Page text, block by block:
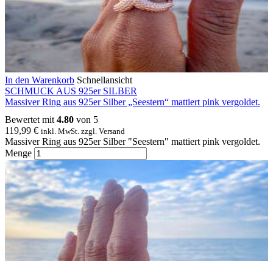
In den Warenkorb Schnellansicht
SCHMUCK AUS 925er SILBER
Massiver Ring aus 925er Silber „Seestern“ mattiert pink vergoldet.
Bewertet mit 4.80 von 5
119,99 € inkl. MwSt. zzgl. Versand
Massiver Ring aus 925er Silber "Seestern" mattiert pink vergoldet.
Menge